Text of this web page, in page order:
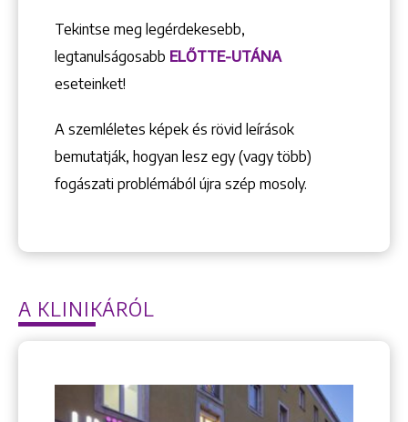
Tekintse meg legérdekesebb,
legtanulságosabb ELŐTTE-UTÁNA
eseteinket!
A szemléletes képek és rövid leírások
bemutatják, hogyan lesz egy (vagy több)
fogászati problémából újra szép mosoly.
A KLINIKÁRÓL